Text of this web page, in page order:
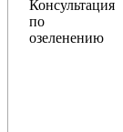
Консультация
по
озеленению